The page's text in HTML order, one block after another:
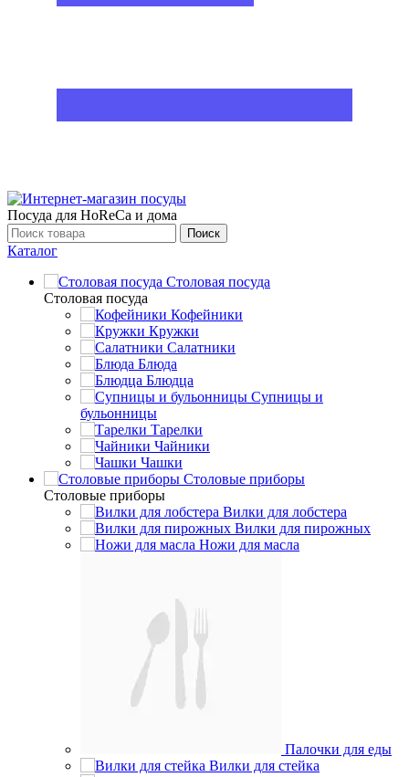
Посуда для HoReCa и дома
Поиск
Каталог
Столовая посуда
Столовая посуда
Кофейники
Кружки
Салатники
Блюда
Блюдца
Супницы и
бульонницы
Тарелки
Чайники
Чашки
Cтоловые приборы
Cтоловые приборы
Вилки для лобстера
Вилки для пирожных
Ножи для масла
Палочки для еды
Вилки для стейка